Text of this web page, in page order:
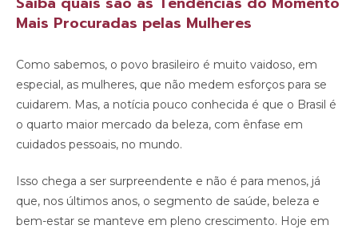
Mais Procuradas pelas Mulheres
Como sabemos, o povo brasileiro é muito vaidoso, em
especial, as mulheres, que não medem esforços para se
cuidarem. Mas, a notícia pouco conhecida é que o Brasil é
o quarto maior mercado da beleza, com ênfase em
cuidados pessoais, no mundo.
Isso chega a ser surpreendente e não é para menos, já
que, nos últimos anos, o segmento de saúde, beleza e
bem-estar se manteve em pleno crescimento. Hoje em